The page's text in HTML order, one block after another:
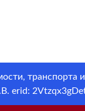
транспорта
erid: